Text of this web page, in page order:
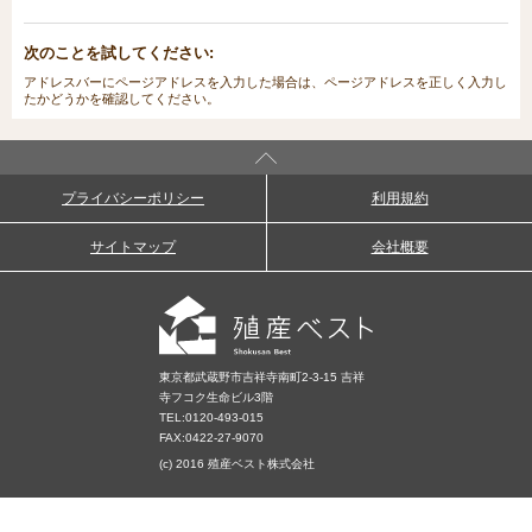
次のことを試してください:
アドレスバーにページアドレスを入力した場合は、ページアドレスを正しく入力し
たかどうかを確認してください。
プライバシーポリシー 利用規約
サイトマップ 会社概要
東京都武蔵野市吉祥寺南町2-3-15 吉祥
寺フコク生命ビル3階
TEL:0120-493-015
FAX:0422-27-9070
(c) 2016 殖産ベスト株式会社